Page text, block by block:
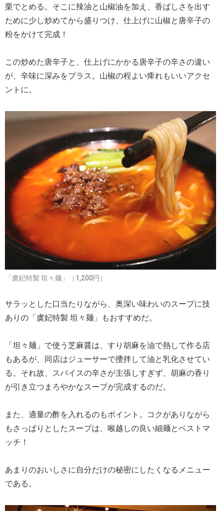
栗でとめる。そこに辣油と山椒油を加え、香ばしさを出す
ために少し炒めてから盛りつけ、仕上げに山椒と唐辛子の
粉をかけて完成！
この炒めた唐辛子と、仕上げにかかる唐辛子の辛さの違い
が、辛味に深みをプラス。山椒の程よい痺れもいいアクセ
ントに。
「虞妃特製 坦々麺」（1,200円）
サラッとした口当たりながら、奥深い味わいのスープに技
ありの「虞妃特製 坦々麺」もおすすめだ。
「坦々麺」で使う芝麻醤は、すり胡麻を油で熱して作る店
もあるが、同店はジューサーで攪拌して油と乳化させてい
る。それ故、スパイスの辛さが主張しすぎず、胡麻の香り
が引き立つまろやかなスープが完成するのだ。
また、適量の酢を入れるのもポイント。コクがありながら
もさっぱりとしたスープは、喉越しの良い細麺とベストマ
ッチ！
あまりのおいしさに自分だけの秘密にしたくなるメニュー
である。